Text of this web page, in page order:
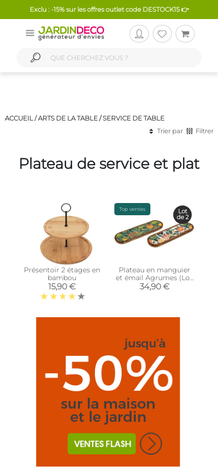
Exclu : -15% sur les offres outlet code DESTOCK15 👉
ACCUEIL /ARTS DE LA TABLE/SERVICE DE TABLE
Trier par
Filtrer
Plateau de service et plat
Présentoir 2 étages en
bambou
15,90 €
Top ventes
Plateau en manguier
et émail Agrumes (Lot
de 2)
34,90 €
Lot
de 2